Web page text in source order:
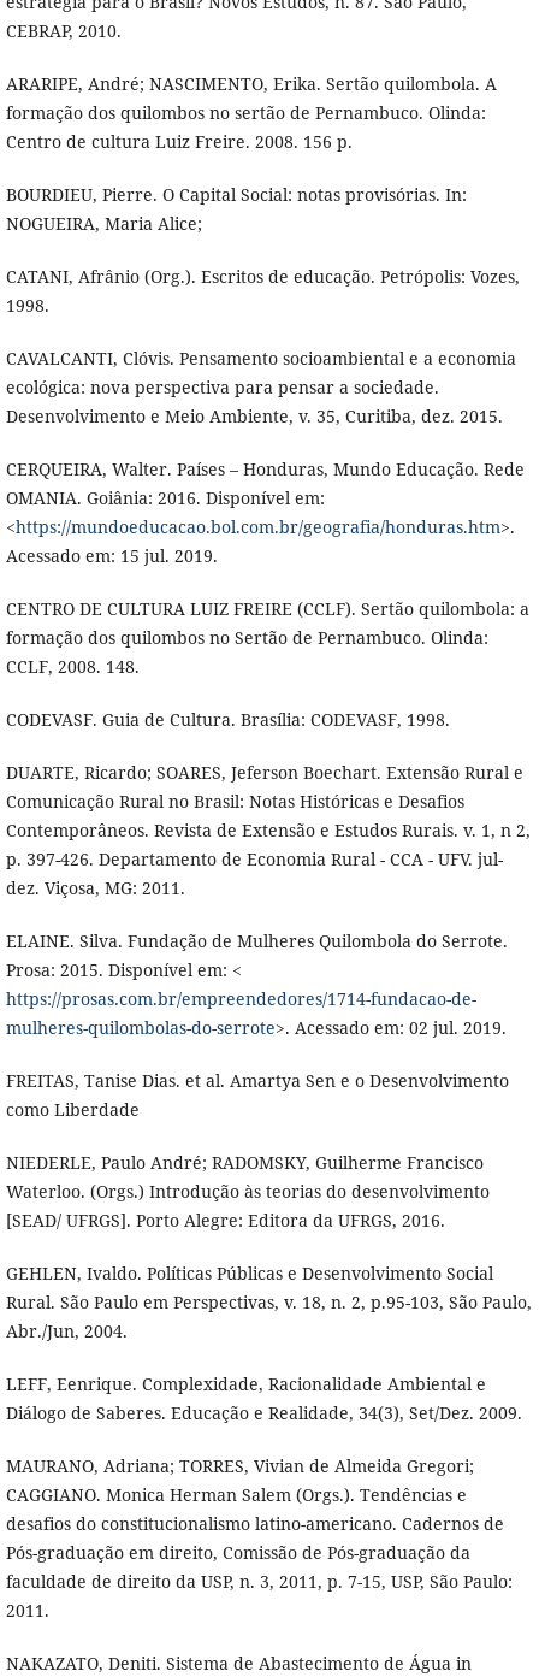
CEBRAP, 2010.
ARARIPE, André; NASCIMENTO, Erika. Sertão quilombola. A
formação dos quilombos no sertão de Pernambuco. Olinda:
Centro de cultura Luiz Freire. 2008. 156 p.
BOURDIEU, Pierre. O Capital Social: notas provisórias. In:
NOGUEIRA, Maria Alice;
CATANI, Afrânio (Org.). Escritos de educação. Petrópolis: Vozes,
1998.
CAVALCANTI, Clóvis. Pensamento socioambiental e a economia
ecológica: nova perspectiva para pensar a sociedade.
Desenvolvimento e Meio Ambiente, v. 35, Curitiba, dez. 2015.
CERQUEIRA, Walter. Países – Honduras, Mundo Educação. Rede
OMANIA. Goiânia: 2016. Disponível em:
<https://mundoeducacao.bol.com.br/geografia/honduras.htm>.
Acessado em: 15 jul. 2019.
CENTRO DE CULTURA LUIZ FREIRE (CCLF). Sertão quilombola: a
formação dos quilombos no Sertão de Pernambuco. Olinda:
CCLF, 2008. 148.
CODEVASF. Guia de Cultura. Brasília: CODEVASF, 1998.
DUARTE, Ricardo; SOARES, Jeferson Boechart. Extensão Rural e
Comunicação Rural no Brasil: Notas Históricas e Desafios
Contemporâneos. Revista de Extensão e Estudos Rurais. v. 1, n 2,
p. 397-426. Departamento de Economia Rural - CCA - UFV. jul-
dez. Viçosa, MG: 2011.
ELAINE. Silva. Fundação de Mulheres Quilombola do Serrote.
Prosa: 2015. Disponível em: <
https://prosas.com.br/empreendedores/1714-fundacao-de-
mulheres-quilombolas-do-serrote>. Acessado em: 02 jul. 2019.
FREITAS, Tanise Dias. et al. Amartya Sen e o Desenvolvimento
como Liberdade
NIEDERLE, Paulo André; RADOMSKY, Guilherme Francisco
Waterloo. (Orgs.) Introdução às teorias do desenvolvimento
[SEAD/ UFRGS]. Porto Alegre: Editora da UFRGS, 2016.
GEHLEN, Ivaldo. Políticas Públicas e Desenvolvimento Social
Rural. São Paulo em Perspectivas, v. 18, n. 2, p.95-103, São Paulo,
Abr./Jun, 2004.
LEFF, Eenrique. Complexidade, Racionalidade Ambiental e
Diálogo de Saberes. Educação e Realidade, 34(3), Set/Dez. 2009.
MAURANO, Adriana; TORRES, Vivian de Almeida Gregori;
CAGGIANO. Monica Herman Salem (Orgs.). Tendências e
desafios do constitucionalismo latino-americano. Cadernos de
Pós-graduação em direito, Comissão de Pós-graduação da
faculdade de direito da USP, n. 3, 2011, p. 7-15, USP, São Paulo:
2011.
NAKAZATO, Deniti. Sistema de Abastecimento de Água in